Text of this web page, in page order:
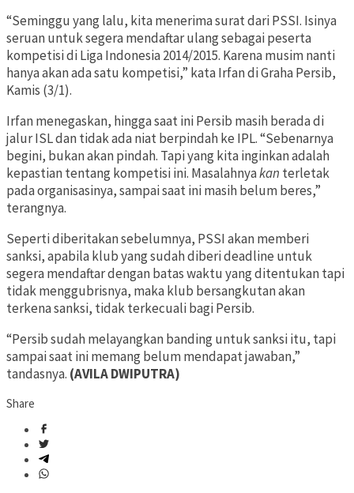
“Seminggu yang lalu, kita menerima surat dari PSSI. Isinya
seruan untuk segera mendaftar ulang sebagai peserta
kompetisi di Liga Indonesia 2014/2015. Karena musim nanti
hanya akan ada satu kompetisi,” kata Irfan di Graha Persib,
Kamis (3/1).
Irfan menegaskan, hingga saat ini Persib masih berada di
jalur ISL dan tidak ada niat berpindah ke IPL. “Sebenarnya
begini, bukan akan pindah. Tapi yang kita inginkan adalah
kepastian tentang kompetisi ini. Masalahnyakan terletak
pada organisasinya, sampai saat ini masih belum beres,”
terangnya.
Seperti diberitakan sebelumnya, PSSI akan memberi
sanksi, apabila klub yang sudah diberi deadline untuk
segera mendaftar dengan batas waktu yang ditentukan tapi
tidak menggubrisnya, maka klub bersangkutan akan
terkena sanksi, tidak terkecuali bagi Persib.
“Persib sudah melayangkan banding untuk sanksi itu, tapi
sampai saat ini memang belum mendapat jawaban,”
tandasnya. (AVILA DWIPUTRA)
Share